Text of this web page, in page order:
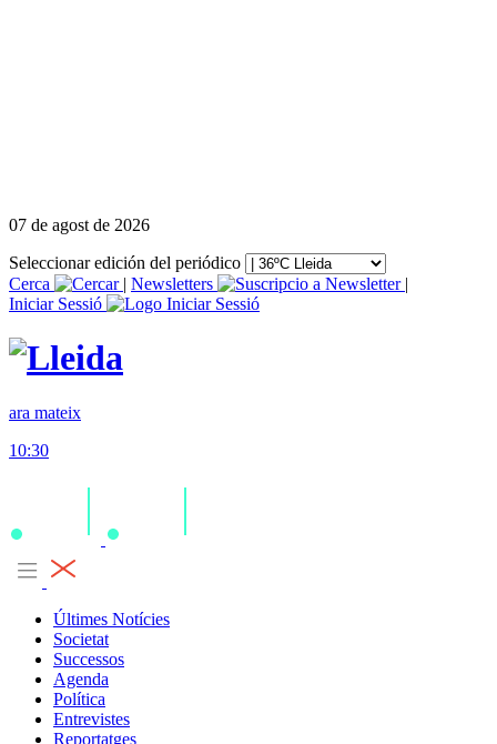
07 de agost de 2026
Seleccionar edición del periódico
Cerca
| Newsletters
|
Iniciar Sessió
ara mateix
10:30
Últimes Notícies
Societat
Successos
Agenda
Política
Entrevistes
Reportatges